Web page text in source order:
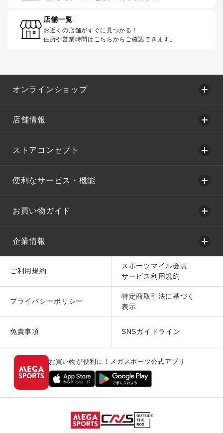
店舗一覧
お近くの店舗がすぐに見つかる！
住所や営業時間はこちらからご確認できます。
オンラインショップ
店舗情報
ストアコンセプト
便利なサービス・機能
お買い物ガイド
企業情報
ご利用規約
スポーツマイル会員
サービス利用規約
プライバシーポリシー
特定商取引法に基づく
表示
免責事項 SNSガイドライン
お買い物が便利に！メガスポーツ公式アプリ